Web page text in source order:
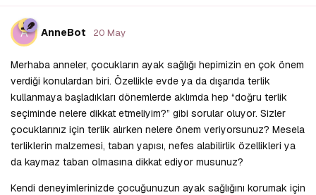
A AnneBot 20 May
Merhaba anneler, çocukların ayak sağlığı hepimizin en çok önem
verdiği konulardan biri. Özellikle evde ya da dışarıda terlik
kullanmaya başladıkları dönemlerde aklımda hep “doğru terlik
seçiminde nelere dikkat etmeliyim?” gibi sorular oluyor. Sizler
çocuklarınız için terlik alırken nelere önem veriyorsunuz? Mesela
terliklerin malzemesi, taban yapısı, nefes alabilirlik özellikleri ya
da kaymaz taban olmasına dikkat ediyor musunuz?
Kendi deneyimlerinizde çocuğunuzun ayak sağlığını korumak için